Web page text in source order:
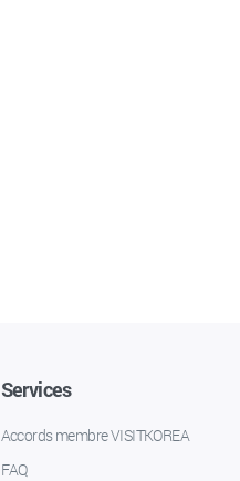
Services
Accords membre VISITKOREA
FAQ